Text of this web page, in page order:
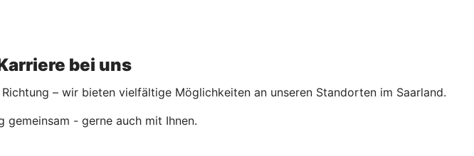
bei uns
– wir bieten vielfältige Möglichkeiten an unseren Standorten im Saarland.
gemeinsam - gerne auch mit Ihnen.